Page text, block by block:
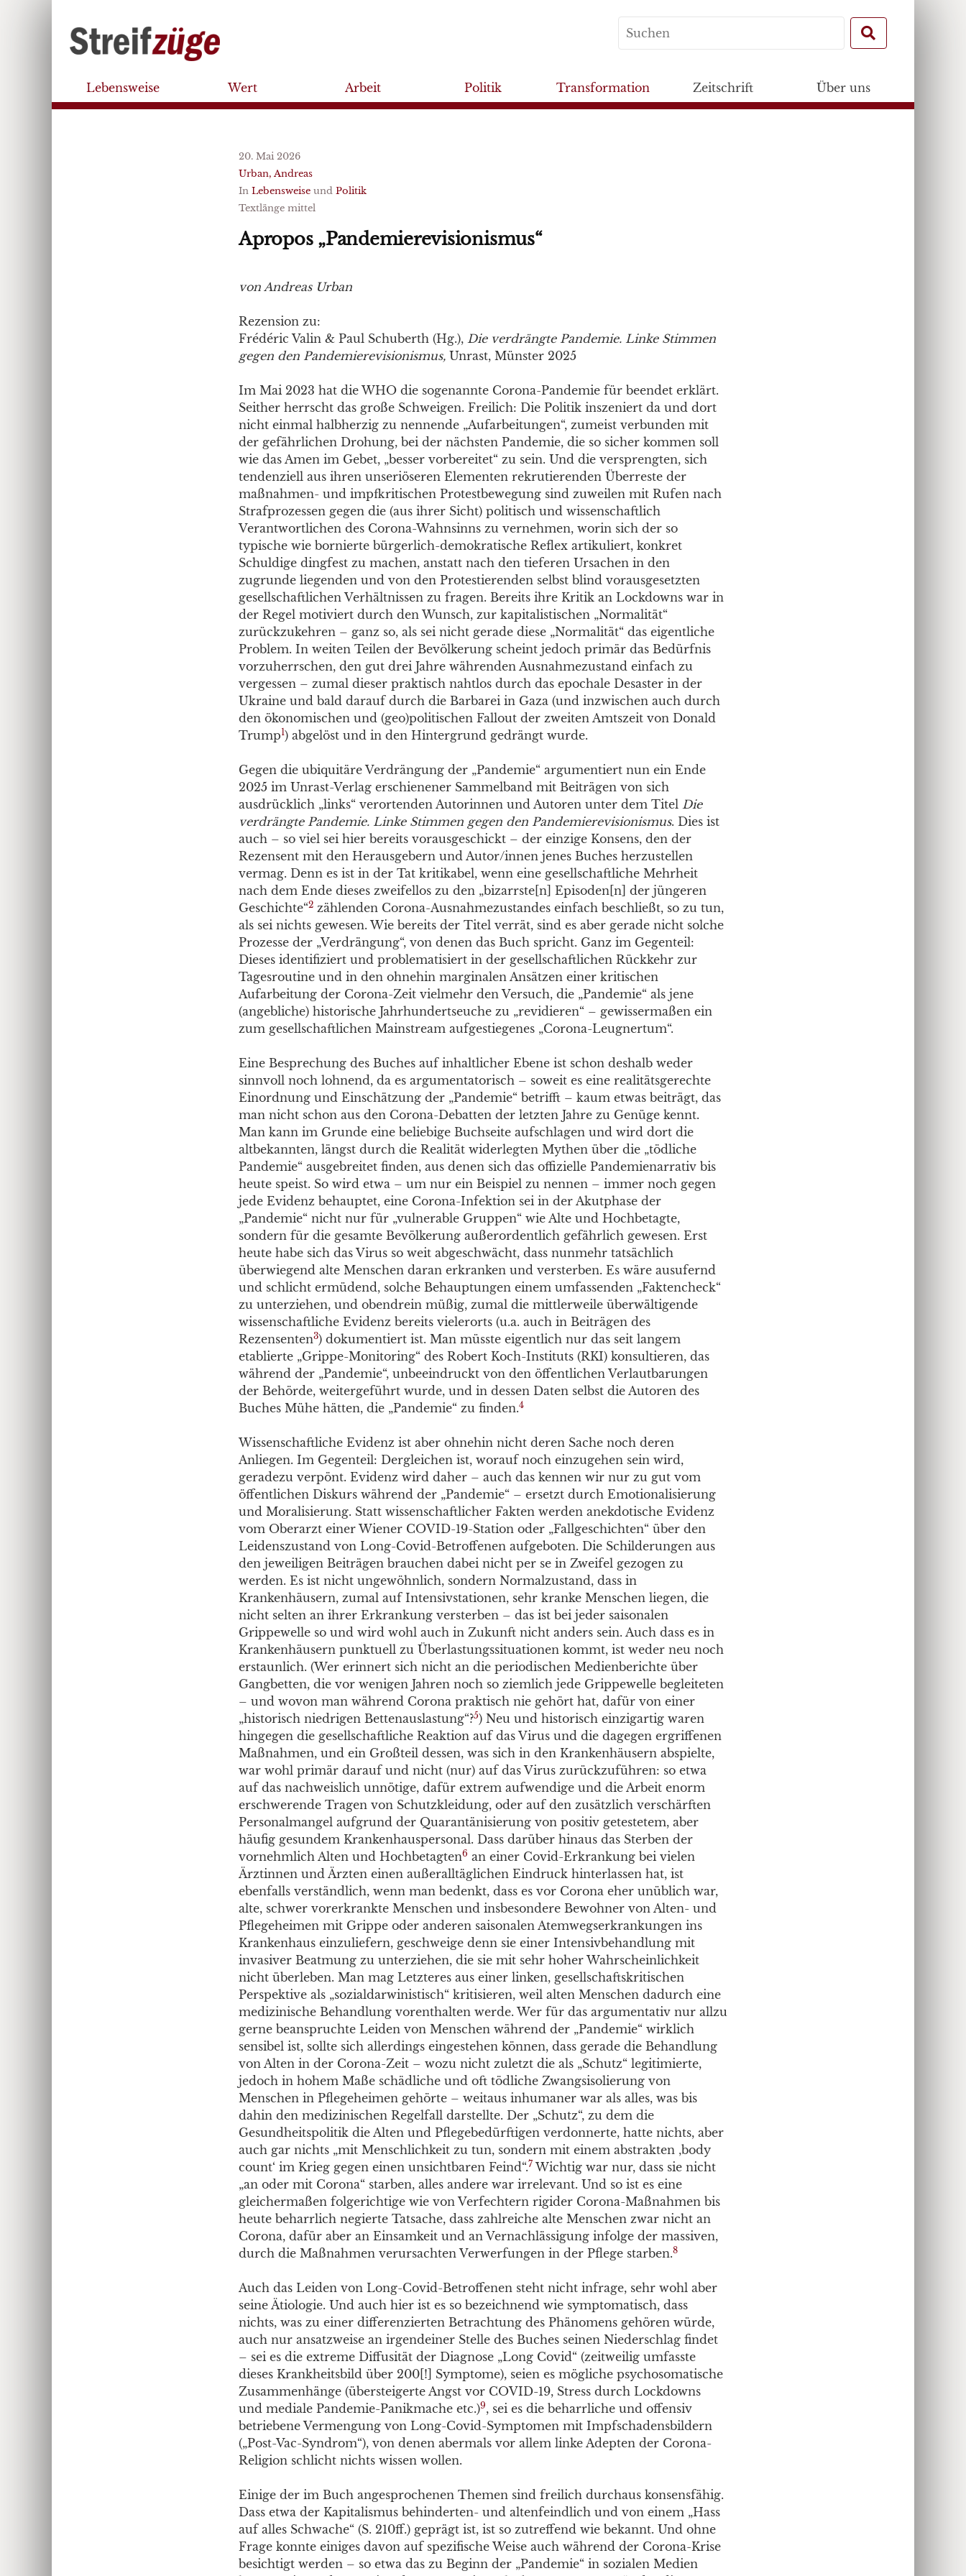
Lebensweise Wert Arbeit Politik Transformation Zeitschrift Über uns
20. Mai 2026
Urban, Andreas
In Lebensweise und Politik
Textlänge mittel
Apropos „Pandemierevisionismus“
von Andreas Urban
Rezension zu:
Frédéric Valin & Paul Schuberth (Hg.), Die verdrängte Pandemie. Linke Stimmen
gegen den Pandemierevisionismus, Unrast, Münster 2025
Im Mai 2023 hat die WHO die sogenannte Corona-Pandemie für beendet erklärt.
Seither herrscht das große Schweigen. Freilich: Die Politik inszeniert da und dort
nicht einmal halbherzig zu nennende „Aufarbeitungen“, zumeist verbunden mit
der gefährlichen Drohung, bei der nächsten Pandemie, die so sicher kommen soll
wie das Amen im Gebet, „besser vorbereitet“ zu sein. Und die versprengten, sich
tendenziell aus ihren unseriöseren Elementen rekrutierenden Überreste der
maßnahmen- und impfkritischen Protestbewegung sind zuweilen mit Rufen nach
Strafprozessen gegen die (aus ihrer Sicht) politisch und wissenschaftlich
Verantwortlichen des Corona-Wahnsinns zu vernehmen, worin sich der so
typische wie bornierte bürgerlich-demokratische Reflex artikuliert, konkret
Schuldige dingfest zu machen, anstatt nach den tieferen Ursachen in den
zugrunde liegenden und von den Protestierenden selbst blind vorausgesetzten
gesellschaftlichen Verhältnissen zu fragen. Bereits ihre Kritik an Lockdowns war in
der Regel motiviert durch den Wunsch, zur kapitalistischen „Normalität“
zurückzukehren – ganz so, als sei nicht gerade diese „Normalität“ das eigentliche
Problem. In weiten Teilen der Bevölkerung scheint jedoch primär das Bedürfnis
vorzuherrschen, den gut drei Jahre währenden Ausnahmezustand einfach zu
vergessen – zumal dieser praktisch nahtlos durch das epochale Desaster in der
Ukraine und bald darauf durch die Barbarei in Gaza (und inzwischen auch durch
den ökonomischen und (geo)politischen Fallout der zweiten Amtszeit von Donald
Trump1) abgelöst und in den Hintergrund gedrängt wurde.
Gegen die ubiquitäre Verdrängung der „Pandemie“ argumentiert nun ein Ende
2025 im Unrast-Verlag erschienener Sammelband mit Beiträgen von sich
ausdrücklich „links“ verortenden Autorinnen und Autoren unter dem Titel Die
verdrängte Pandemie. Linke Stimmen gegen den Pandemierevisionismus. Dies ist
auch – so viel sei hier bereits vorausgeschickt – der einzige Konsens, den der
Rezensent mit den Herausgebern und Autor/innen jenes Buches herzustellen
vermag. Denn es ist in der Tat kritikabel, wenn eine gesellschaftliche Mehrheit
nach dem Ende dieses zweifellos zu den „bizarrste[n] Episoden[n] der jüngeren
Geschichte“2 zählenden Corona-Ausnahmezustandes einfach beschließt, so zu tun,
als sei nichts gewesen. Wie bereits der Titel verrät, sind es aber gerade nicht solche
Prozesse der „Verdrängung“, von denen das Buch spricht. Ganz im Gegenteil:
Dieses identifiziert und problematisiert in der gesellschaftlichen Rückkehr zur
Tagesroutine und in den ohnehin marginalen Ansätzen einer kritischen
Aufarbeitung der Corona-Zeit vielmehr den Versuch, die „Pandemie“ als jene
(angebliche) historische Jahrhundertseuche zu „revidieren“ – gewissermaßen ein
zum gesellschaftlichen Mainstream aufgestiegenes „Corona-Leugnertum“.
Eine Besprechung des Buches auf inhaltlicher Ebene ist schon deshalb weder
sinnvoll noch lohnend, da es argumentatorisch – soweit es eine realitätsgerechte
Einordnung und Einschätzung der „Pandemie“ betrifft – kaum etwas beiträgt, das
man nicht schon aus den Corona-Debatten der letzten Jahre zu Genüge kennt.
Man kann im Grunde eine beliebige Buchseite aufschlagen und wird dort die
altbekannten, längst durch die Realität widerlegten Mythen über die „tödliche
Pandemie“ ausgebreitet finden, aus denen sich das offizielle Pandemienarrativ bis
heute speist. So wird etwa – um nur ein Beispiel zu nennen – immer noch gegen
jede Evidenz behauptet, eine Corona-Infektion sei in der Akutphase der
„Pandemie“ nicht nur für „vulnerable Gruppen“ wie Alte und Hochbetagte,
sondern für die gesamte Bevölkerung außerordentlich gefährlich gewesen. Erst
heute habe sich das Virus so weit abgeschwächt, dass nunmehr tatsächlich
überwiegend alte Menschen daran erkranken und versterben. Es wäre ausufernd
und schlicht ermüdend, solche Behauptungen einem umfassenden „Faktencheck“
zu unterziehen, und obendrein müßig, zumal die mittlerweile überwältigende
wissenschaftliche Evidenz bereits vielerorts (u.a. auch in Beiträgen des
Rezensenten3) dokumentiert ist. Man müsste eigentlich nur das seit langem
etablierte „Grippe-Monitoring“ des Robert Koch-Instituts (RKI) konsultieren, das
während der „Pandemie“, unbeeindruckt von den öffentlichen Verlautbarungen
der Behörde, weitergeführt wurde, und in dessen Daten selbst die Autoren des
Buches Mühe hätten, die „Pandemie“ zu finden.4
Wissenschaftliche Evidenz ist aber ohnehin nicht deren Sache noch deren
Anliegen. Im Gegenteil: Dergleichen ist, worauf noch einzugehen sein wird,
geradezu verpönt. Evidenz wird daher – auch das kennen wir nur zu gut vom
öffentlichen Diskurs während der „Pandemie“ – ersetzt durch Emotionalisierung
und Moralisierung. Statt wissenschaftlicher Fakten werden anekdotische Evidenz
vom Oberarzt einer Wiener COVID-19-Station oder „Fallgeschichten“ über den
Leidenszustand von Long-Covid-Betroffenen aufgeboten. Die Schilderungen aus
den jeweiligen Beiträgen brauchen dabei nicht per se in Zweifel gezogen zu
werden. Es ist nicht ungewöhnlich, sondern Normalzustand, dass in
Krankenhäusern, zumal auf Intensivstationen, sehr kranke Menschen liegen, die
nicht selten an ihrer Erkrankung versterben – das ist bei jeder saisonalen
Grippewelle so und wird wohl auch in Zukunft nicht anders sein. Auch dass es in
Krankenhäusern punktuell zu Überlastungssituationen kommt, ist weder neu noch
erstaunlich. (Wer erinnert sich nicht an die periodischen Medienberichte über
Gangbetten, die vor wenigen Jahren noch so ziemlich jede Grippewelle begleiteten
– und wovon man während Corona praktisch nie gehört hat, dafür von einer
„historisch niedrigen Bettenauslastung“?5) Neu und historisch einzigartig waren
hingegen die gesellschaftliche Reaktion auf das Virus und die dagegen ergriffenen
Maßnahmen, und ein Großteil dessen, was sich in den Krankenhäusern abspielte,
war wohl primär darauf und nicht (nur) auf das Virus zurückzuführen: so etwa
auf das nachweislich unnötige, dafür extrem aufwendige und die Arbeit enorm
erschwerende Tragen von Schutzkleidung, oder auf den zusätzlich verschärften
Personalmangel aufgrund der Quarantänisierung von positiv getestetem, aber
häufig gesundem Krankenhauspersonal. Dass darüber hinaus das Sterben der
vornehmlich Alten und Hochbetagten6 an einer Covid-Erkrankung bei vielen
Ärztinnen und Ärzten einen außeralltäglichen Eindruck hinterlassen hat, ist
ebenfalls verständlich, wenn man bedenkt, dass es vor Corona eher unüblich war,
alte, schwer vorerkrankte Menschen und insbesondere Bewohner von Alten- und
Pflegeheimen mit Grippe oder anderen saisonalen Atemwegserkrankungen ins
Krankenhaus einzuliefern, geschweige denn sie einer Intensivbehandlung mit
invasiver Beatmung zu unterziehen, die sie mit sehr hoher Wahrscheinlichkeit
nicht überleben. Man mag Letzteres aus einer linken, gesellschaftskritischen
Perspektive als „sozialdarwinistisch“ kritisieren, weil alten Menschen dadurch eine
medizinische Behandlung vorenthalten werde. Wer für das argumentativ nur allzu
gerne beanspruchte Leiden von Menschen während der „Pandemie“ wirklich
sensibel ist, sollte sich allerdings eingestehen können, dass gerade die Behandlung
von Alten in der Corona-Zeit – wozu nicht zuletzt die als „Schutz“ legitimierte,
jedoch in hohem Maße schädliche und oft tödliche Zwangsisolierung von
Menschen in Pflegeheimen gehörte – weitaus inhumaner war als alles, was bis
dahin den medizinischen Regelfall darstellte. Der „Schutz“, zu dem die
Gesundheitspolitik die Alten und Pflegebedürftigen verdonnerte, hatte nichts, aber
auch gar nichts „mit Menschlichkeit zu tun, sondern mit einem abstrakten ‚body
count‘ im Krieg gegen einen unsichtbaren Feind“.7 Wichtig war nur, dass sie nicht
„an oder mit Corona“ starben, alles andere war irrelevant. Und so ist es eine
gleichermaßen folgerichtige wie von Verfechtern rigider Corona-Maßnahmen bis
heute beharrlich negierte Tatsache, dass zahlreiche alte Menschen zwar nicht an
Corona, dafür aber an Einsamkeit und an Vernachlässigung infolge der massiven,
durch die Maßnahmen verursachten Verwerfungen in der Pflege starben.8
Auch das Leiden von Long-Covid-Betroffenen steht nicht infrage, sehr wohl aber
seine Ätiologie. Und auch hier ist es so bezeichnend wie symptomatisch, dass
nichts, was zu einer differenzierten Betrachtung des Phänomens gehören würde,
auch nur ansatzweise an irgendeiner Stelle des Buches seinen Niederschlag findet
– sei es die extreme Diffusität der Diagnose „Long Covid“ (zeitweilig umfasste
dieses Krankheitsbild über 200[!] Symptome), seien es mögliche psychosomatische
Zusammenhänge (übersteigerte Angst vor COVID-19, Stress durch Lockdowns
und mediale Pandemie-Panikmache etc.)9, sei es die beharrliche und offensiv
betriebene Vermengung von Long-Covid-Symptomen mit Impfschadensbildern
(„Post-Vac-Syndrom“), von denen abermals vor allem linke Adepten der Corona-
Religion schlicht nichts wissen wollen.
Einige der im Buch angesprochenen Themen sind freilich durchaus konsensfähig.
Dass etwa der Kapitalismus behinderten- und altenfeindlich und von einem „Hass
auf alles Schwache“ (S. 210ff.) geprägt ist, ist so zutreffend wie bekannt. Und ohne
Frage konnte einiges davon auf spezifische Weise auch während der Corona-Krise
besichtigt werden – so etwa das zu Beginn der „Pandemie“ in sozialen Medien